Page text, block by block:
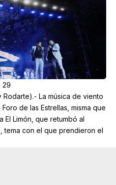
29
Rodarte).- La música de viento
de las Estrellas, misma que
El Limón, que retumbó al
tema con el que prendieron el